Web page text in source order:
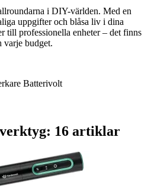
i DIY-världen. Med en
uppgifter och blåsa liv i dina
till professionella enheter – det finns
varje budget.
Batterivolt
16 artiklar